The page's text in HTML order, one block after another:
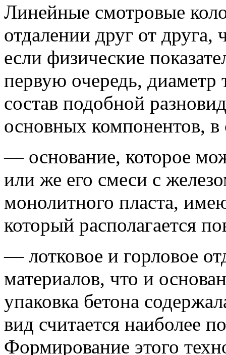
Линейные смотровые
отдалении друг от друга,
если физические
первую очередь, диаметр
состав подобной
основных компонентов,
— основание, которое
или же его смеси с
монолитного пласта,
который располагается
— лотковое и горловое
материалов, что и
упаковка бетона
вид считается наиболее
Формирование этого